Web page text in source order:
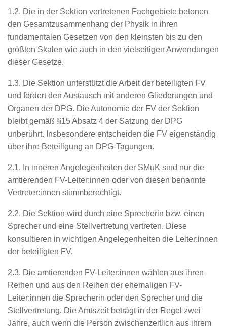
1.2. Die in der Sektion vertretenen Fachgebiete betonen
den Gesamtzusammenhang der Physik in ihren
fundamentalen Gesetzen von den kleinsten bis zu den
größten Skalen wie auch in den vielseitigen Anwendungen
dieser Gesetze.
1.3. Die Sektion unterstützt die Arbeit der beteiligten FV
und fördert den Austausch mit anderen Gliederungen und
Organen der DPG. Die Autonomie der FV der Sektion
bleibt gemäß §15 Absatz 4 der Satzung der DPG
unberührt. Insbesondere entscheiden die FV eigenständig
über ihre Beteiligung an DPG-Tagungen.
2.1. In inneren Angelegenheiten der SMuK sind nur die
amtierenden FV-Leiter:innen oder von diesen benannte
Vertreter:innen stimmberechtigt.
2.2. Die Sektion wird durch eine Sprecherin bzw. einen
Sprecher und eine Stellvertretung vertreten. Diese
konsultieren in wichtigen Angelegenheiten die Leiter:innen
der beteiligten FV.
2.3. Die amtierenden FV-Leiter:innen wählen aus ihren
Reihen und aus den Reihen der ehemaligen FV-
Leiter:innen die Sprecherin oder den Sprecher und die
Stellvertretung. Die Amtszeit beträgt in der Regel zwei
Jahre, auch wenn die Person zwischenzeitlich aus ihrem